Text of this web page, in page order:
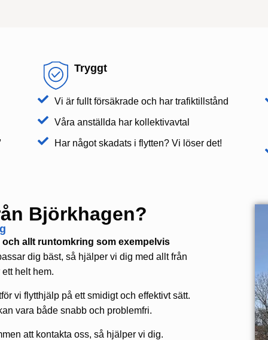
Tryggt
Vi är fullt försäkrade och har trafiktillstånd
Våra anställda har kollektivavtal
Har något skadats i flytten? Vi löser det!
Björkhagen?
allt runtomkring som exempelvis
dig bäst, så hjälper vi dig med allt från
helt hem.
vi flytthjälp på ett smidigt och effektivt sätt.
vara både snabb och problemfri.
att kontakta oss, så hjälper vi dig.